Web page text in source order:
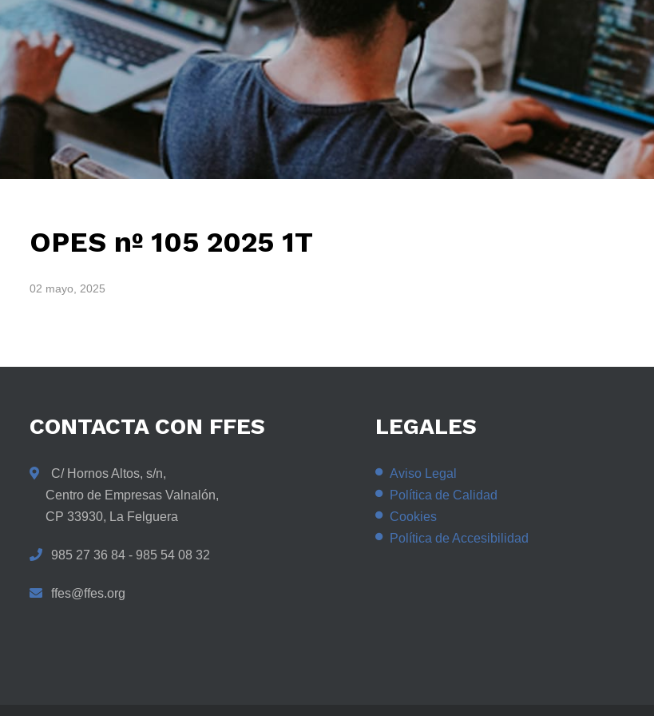
OPES nº 105 2025 1T
02 mayo, 2025
CONTACTA CON FFES
C/ Hornos Altos, s/n,
Centro de Empresas Valnalón,
CP 33930, La Felguera
985 27 36 84 - 985 54 08 32
ffes@ffes.org
LEGALES
Aviso Legal
Política de Calidad
Cookies
Política de Accesibilidad